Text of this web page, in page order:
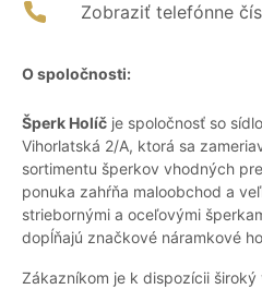
Zobraziť telefónne
O spoločnosti:
Šperk Holíč je spoločnosť so
Vihorlatská 2/A, ktorá sa
sortimentu šperkov vhodných
ponuka zahŕňa maloobchod a
striebornými a oceľovými
dopĺňajú značkové náramkové
Zákazníkom je k dispozícii